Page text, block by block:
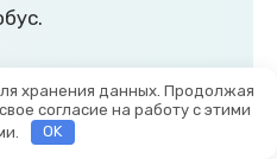
хранения данных. Продолжая
согласие на работу с этими
OK